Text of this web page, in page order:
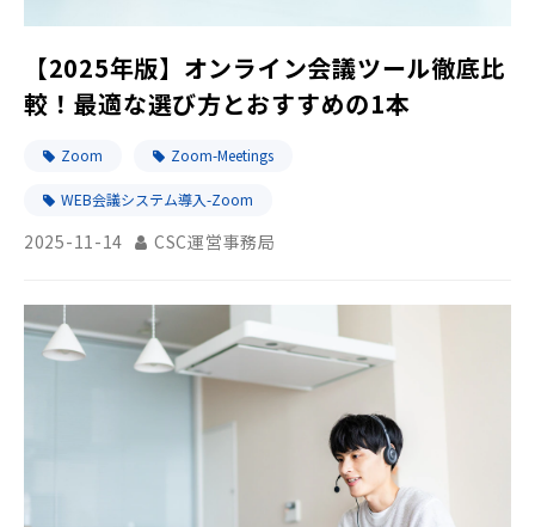
【2025年版】オンライン会議ツール徹底比
較！最適な選び方とおすすめの1本
Zoom Zoom-Meetings
WEB会議システム導入-Zoom
2025-11-14 CSC運営事務局